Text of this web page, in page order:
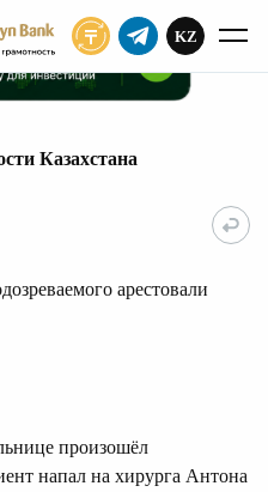
KZ
Казахстана
арестовали
произошёл
напал на хирурга Антона